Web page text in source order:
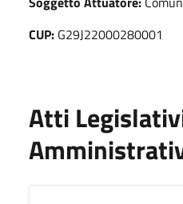
CUP: G29J22000280001
Atti